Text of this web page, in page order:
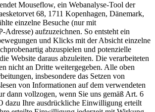
Mouseflow, ein Webanalyse-Tool der
68, 1711 Kopenhagen, Dänemark,
einzelne Besuche (nur mit
Adresse) aufzuzeichnen. So entsteht ein
und Klicks mit der Absicht einzelne
abzuspielen und potenzielle
Website daraus abzuleiten. Die verarbeiteten
nicht an Dritte weitergegeben. Alle oben
insbesondere das Setzen von
von Informationen auf dem verwendeten
dann vollzogen, wenn Sie uns gemäß Art. 6
dazu Ihre ausdrückliche Einwilligung erteilt